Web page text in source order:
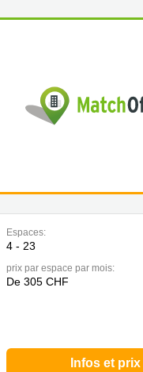
Espaces:
4 - 23
prix par espace par mois:
De 305 CHF
Infos et prix